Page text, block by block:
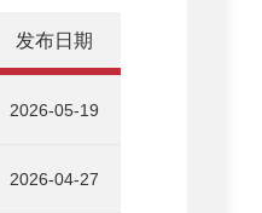
发布日期
2026-05-19
2026-04-27